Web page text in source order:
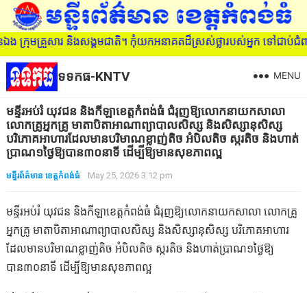
រ និងសង្គមជាតិ។ កុំយកអនាគតដ៏ស្រស់ថ្លារបស់អ្នក ទៅជាប់ជំពាក់
ទទកធ-KNTV MENU
មន្ទីរអប់រំ យុវជន និងកីឡាខេត្តកំពង់ធំ ជំរុញឱ្យលោកនាយកសាលា
លោកគ្រូអ្នកគ្រូ មាតាបិតាអាណាព្យាបាលសិស្ស និងសិស្សានុសិស្ស
បរិភោគអាហារដែលមានបរិមាណខ្លាញ់តិច អំបិលតិច ស្ករតិច និងហាត់
ប្រាណ១ថ្ងៃឱ្យបាន៣០នាទី ដើម្បីឱ្យមានសុខភាពល្អ
មន្ទីរព័ត៌មាន ខេត្តកំពង់ធំ May 25, 2026 3:12 pm
មន្ទីរអប់រំ យុវជន និងកីឡាខេត្តកំពង់ធំ ជំរុញឱ្យលោកនាយកសាលា លោកគ្រូ
អ្នកគ្រូ មាតាបិតាអាណាព្យាបាលសិស្ស និងសិស្សានុសិស្ស បរិភោគអាហារ
ដែលមានបរិមាណខ្លាញ់តិច អំបិលតិច ស្ករតិច និងហាត់ប្រាណ១ថ្ងៃឱ្យ
បាន៣០នាទី ដើម្បីឱ្យមានសុខភាពល្អ